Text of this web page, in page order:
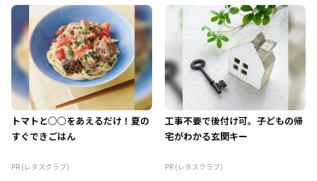
トマトと○○をあえるだけ！夏の
すぐできごはん
PR (レタスクラブ)
工事不要で後付け可。子どもの帰
宅がわかる玄関キー
PR (レタスクラブ)